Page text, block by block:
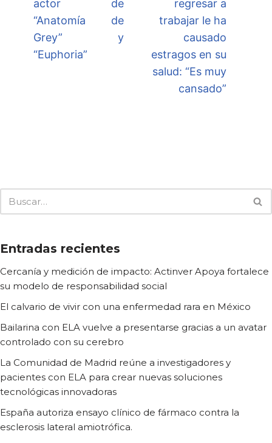
actor de
“Anatomía de
Grey” y
“Euphoria”
regresar a
trabajar le ha
causado
estragos en su
salud: “Es muy
cansado”
Entradas recientes
Cercanía y medición de impacto: Actinver Apoya fortalece
su modelo de responsabilidad social
El calvario de vivir con una enfermedad rara en México
Bailarina con ELA vuelve a presentarse gracias a un avatar
controlado con su cerebro
La Comunidad de Madrid reúne a investigadores y
pacientes con ELA para crear nuevas soluciones
tecnológicas innovadoras
España autoriza ensayo clínico de fármaco contra la
esclerosis lateral amiotrófica.